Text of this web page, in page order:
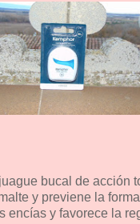
bucal de acción
y previene la
encías y favorece la